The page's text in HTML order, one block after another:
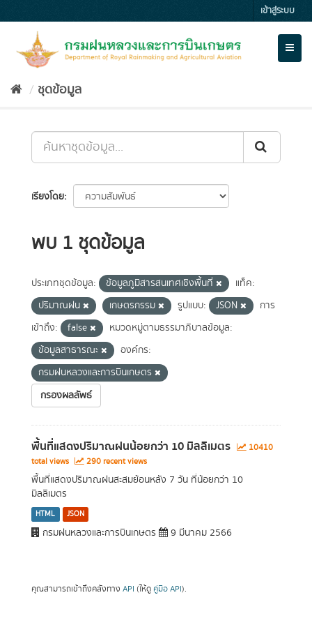
to
เข้าสู่ระบบ
ชุดข้อมูล
เรียงโดย
พบ 1 ชุดข้อมูล
ประเภทชุดข้อมูล: ข้อมูลภูมิสารสนเทศเชิงพื้นที่
แท็ค:
ปริมาณฝน
เกษตรกรรม รูปแบบ: JSON
การ
เข้าถึง:
false
หมวดหมู่ตามธรรมาภิบาลข้อมูล:
ข้อมูลสาธารณะ
องค์กร:
กรมฝนหลวงและการบินเกษตร
กรองผลลัพธ์
พื้นที่แสดงปริมาณฝนน้อยกว่า 10 มิลลิเมตร
10410
total views
290 recent views
พื้นที่แสดงปริมาณฝนสะสมย้อนหลัง 7 วัน ที่น้อยกว่า 10
มิลลิเมตร
HTML JSON
กรมฝนหลวงและการบินเกษตร 9 มีนาคม 2566
คุณสามารถเข้าถึงคลังทาง API (ให้ดู คู่มือ API).